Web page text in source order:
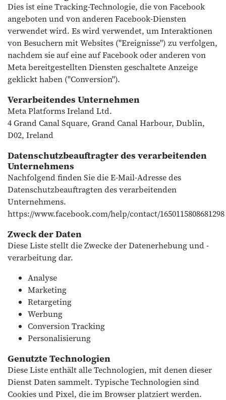
Dies ist eine Tracking-Technologie, die von Facebook
angeboten und von anderen Facebook-Diensten
verwendet wird. Es wird verwendet, um Interaktionen
von Besuchern mit Websites ("Ereignisse") zu verfolgen,
nachdem sie auf eine auf Facebook oder anderen von
Meta bereitgestellten Diensten geschaltete Anzeige
geklickt haben ("Conversion").
Verarbeitendes Unternehmen
Meta Platforms Ireland Ltd.
4 Grand Canal Square, Grand Canal Harbour, Dublin,
D02, Ireland
Datenschutzbeauftragter des verarbeitenden
Unternehmens
Nachfolgend finden Sie die E-Mail-Adresse des
Datenschutzbeauftragten des verarbeitenden
Unternehmens.
https://www.facebook.com/help/contact/1650115808681298
Zweck der Daten
Diese Liste stellt die Zwecke der Datenerhebung und -
verarbeitung dar.
Analyse
Marketing
Retargeting
Werbung
Conversion Tracking
Personalisierung
Genutzte Technologien
Diese Liste enthält alle Technologien, mit denen dieser
Dienst Daten sammelt. Typische Technologien sind
Cookies und Pixel, die im Browser platziert werden.